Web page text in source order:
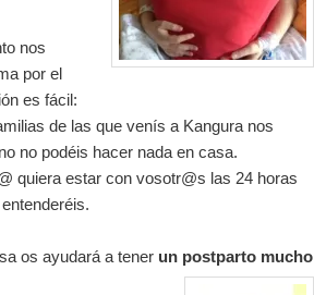
nos
por el
es fácil:
de las que venís a Kangura nos
no podéis hacer nada en casa.
quiera estar con vosotr@s las 24 horas
os ayudará a tener un postparto mucho